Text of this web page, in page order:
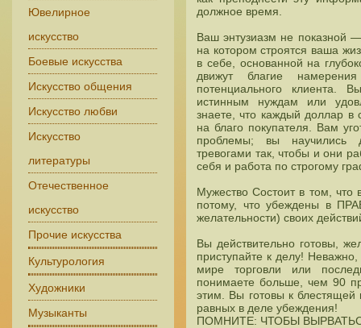
Ювелирное
искусство
Боевые искусства
Искусство общения
Искусство любви
Искусство
литературы
Отечественное
искусство
Прочие искусства
Культурология
Художники
Музыканты
должное время.
Ваш энтузиазм не показной
на котором строятся ваша
в себе, основанной на
движут благие
потенциального клиента.
истинным нуждам или
знаете, что каждый доллар в
на благо покупателя. Вам
проблемы; вы научились
тревогами так, чтобы и они
себя и работа по строгому
Мужество Состоит в том, что
потому, что убеждены в
желательности) своих
Вы действительно готовы,
приступайте к делу!
мире торговли или
понимаете больше, чем 90
этим. Вы готовы к блестящей
равных в деле убеждения!
ПОМНИТЕ: ЧТОБЫ